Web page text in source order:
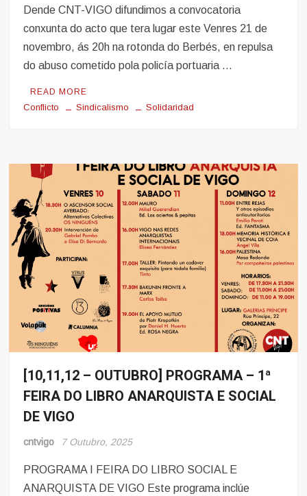
Dende CNT-VIGO difundimos a convocatoria
conxunta do acto que tera lugar este Venres 21 de
novembro, ás 20h na rotonda do Berbés, en repulsa
do abuso cometido pola policía portuaria …
READ MORE
Conflicto Sindicalismo Solidaridad
Eventos
[10,11,12 – OUTUBRO] PROGRAMA – 1ª
FEIRA DO LIBRO ANARQUISTA E SOCIAL
DE VIGO
cntvigo 7 Outubro, 2025
PROGRAMA I FEIRA DO LIBRO SOCIAL E
ANARQUISTA DE VIGO Este programa inclúe